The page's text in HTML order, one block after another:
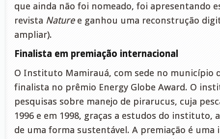
que ainda não foi nomeado, foi apresentando
revista Naturee ganhou uma reconstrução
ampliar).
Finalista em premiação internacional
O Instituto Mamirauá, com sede no município
finalista no prêmio Energy Globe Award. O
pesquisas sobre manejo de pirarucus, cuja
1996 e em 1998, graças a estudos do instituto,
de uma forma sustentável. A premiação é uma